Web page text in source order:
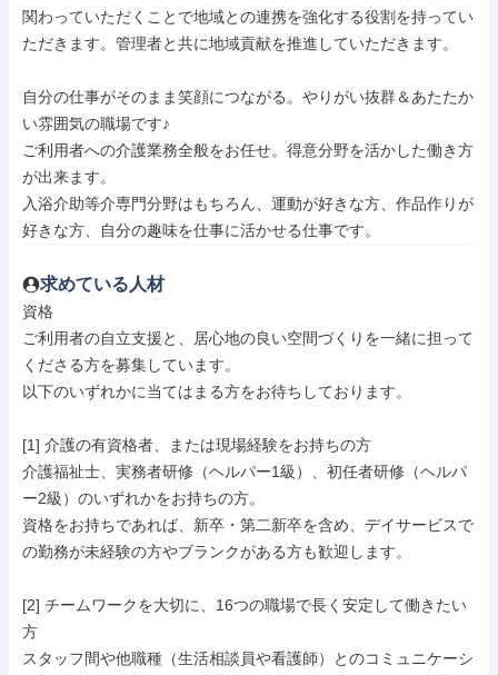
関わっていただくことで地域との連携を強化する役割を持ってい
ただきます。管理者と共に地域貢献を推進していただきます。
自分の仕事がそのまま笑顔につながる。やりがい抜群＆あたたか
い雰囲気の職場です♪
ご利用者への介護業務全般をお任せ。得意分野を活かした働き方
が出来ます。
入浴介助等介専門分野はもちろん、運動が好きな方、作品作りが
好きな方、自分の趣味を仕事に活かせる仕事です。
求めている人材
資格
ご利用者の自立支援と、居心地の良い空間づくりを一緒に担って
くださる方を募集しています。
以下のいずれかに当てはまる方をお待ちしております。
[1] 介護の有資格者、または現場経験をお持ちの方
介護福祉士、実務者研修（ヘルパー1級）、初任者研修（ヘルパ
ー2級）のいずれかをお持ちの方。
資格をお持ちであれば、新卒・第二新卒を含め、デイサービスで
の勤務が未経験の方やブランクがある方も歓迎します。
[2] チームワークを大切に、16つの職場で長く安定して働きたい
方
スタッフ間や他職種（生活相談員や看護師）とのコミュニケーシ